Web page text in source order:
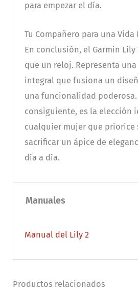
para empezar el día.
Tu Compañero para una
En conclusión, el Garmin Lily
que un reloj. Representa
integral que fusiona un
una funcionalidad poderosa.
consiguiente, es la elección
cualquier mujer que priorice
sacrificar un ápice de
día a día.
Manuales
Manual del Lily 2
Productos relacionados